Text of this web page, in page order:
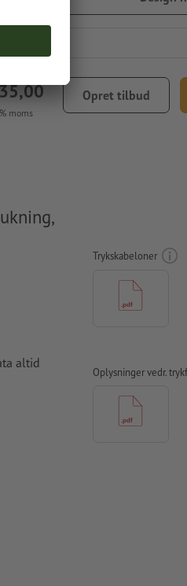
moms
Opret tilbud
altid
Trykskabeloner
Oplysninger vedr.